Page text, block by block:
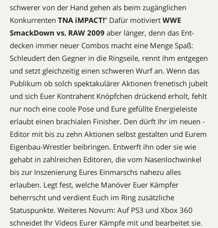
schwerer von der Hand gehen als beim zugänglichen
Konkurrenten TNA iMPACT!” ­Dafür motiviert WWE
SmackDown vs. RAW 2009 aber länger, denn das Ent­
decken immer neuer Combos macht eine Menge Spaß:
Schleudert den Gegner in die Ringseile, rennt ihm entgegen
und setzt gleichzeitig einen schweren Wurf an. Wenn das
Publikum ob solch spektakulärer ­Aktionen frenetisch jubelt
und sich Euer Kontrahent Knöpfchen drückend erholt, fehlt
nur noch eine coole Pose und Eure gefüllte Energieleiste
erlaubt einen brachialen ­Finisher. Den dürft Ihr im neuen ­
Editor mit bis zu zehn Aktionen selbst gestalten und Eurem
Eigenbau-Wrestler beibringen. Entwerft ihn oder sie wie
gehabt in zahlreichen ­Editoren, die vom Nasenlochwinkel
bis zur Inszenierung Eures Einmarschs nahezu alles
erlauben. Legt fest, welche ­Manöver Euer Kämpfer
beherrscht und ­verdient Euch im Ring zusätzliche
Statuspunkte. Weiteres Novum: Auf PS3 und Xbox 360
schneidet Ihr Videos ­Eurer Kämpfe mit und bearbeitet sie.